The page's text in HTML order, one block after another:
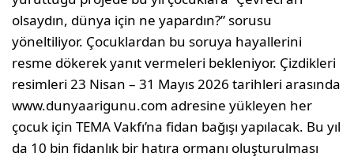
olsaydın, dünya için ne yapardın?” sorusu
yöneltiliyor. Çocuklardan bu soruya hayallerini
resme dökerek yanıt vermeleri bekleniyor. Çizdikleri
resimleri 23 Nisan – 31 Mayıs 2026 tarihleri arasında
www.dunyaarigunu.com adresine yükleyen her
çocuk için TEMA Vakfı’na fidan bağışı yapılacak. Bu yıl
da 10 bin fidanlık bir hatıra ormanı oluşturulması